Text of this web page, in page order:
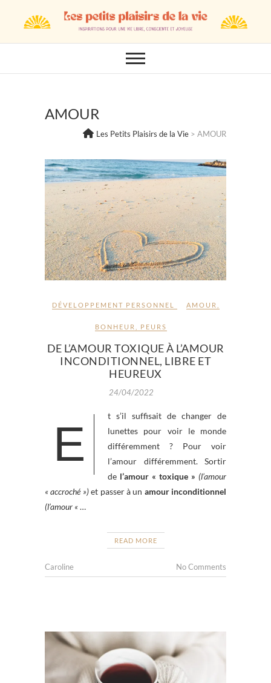
AMOUR
Les Petits Plaisirs de la Vie > AMOUR
DÉVELOPPEMENT PERSONNEL AMOUR
BONHEUR PEURS
DE L’AMOUR TOXIQUE À L’AMOUR
INCONDITIONNEL, LIBRE ET
HEUREUX
24/04/2022
E
t s’il suffisait de changer de
lunettes pour voir le monde
différemment ? Pour voir
l’amour différemment. Sortir
de l’amour « toxique » (l’amour
« accroché »)et passer à un amour inconditionnel
(l’amour « …
READ MORE
Caroline No Comments